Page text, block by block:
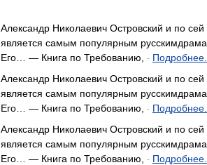
Александр Николаевич Островский и по сей
является самым популярным
Его… — Книга по Требованию,
- Подробнее...
Александр Николаевич Островский и по сей
является самым популярным
Его… — Книга по Требованию,
- Подробнее...
Александр Николаевич Островский и по сей
является самым популярным
Его… — Книга по Требованию,
- Подробнее...